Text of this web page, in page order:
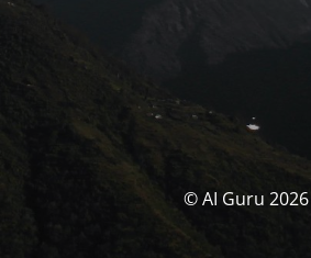
© AI Guru 2026